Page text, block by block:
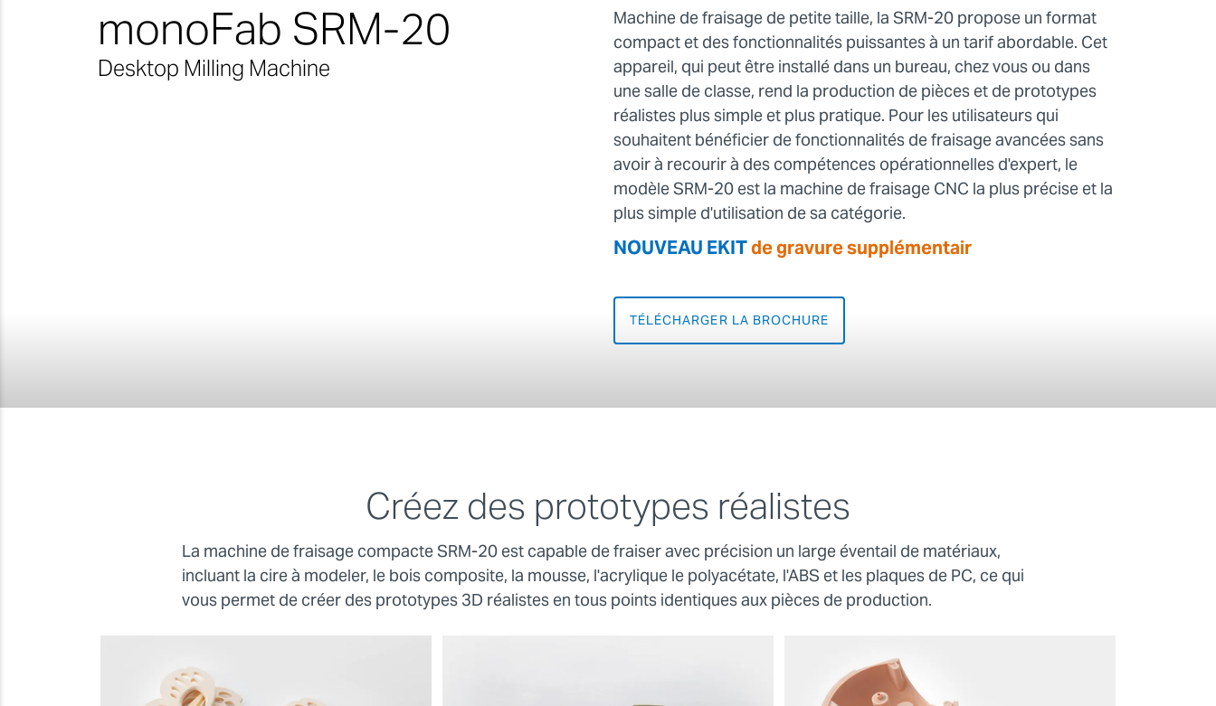
monoFab SRM-20
Desktop Milling Machine
Machine de fraisage de petite taille, la SRM-20 propose un format
compact et des fonctionnalités puissantes à un tarif abordable. Cet
appareil, qui peut être installé dans un bureau, chez vous ou dans
une salle de classe, rend la production de pièces et de prototypes
réalistes plus simple et plus pratique. Pour les utilisateurs qui
souhaitent bénéficier de fonctionnalités de fraisage avancées sans
avoir à recourir à des compétences opérationnelles d'expert, le
modèle SRM-20 est la machine de fraisage CNC la plus précise et la
plus simple d'utilisation de sa catégorie.
NOUVEAU EKITde gravure supplémentair
TÉLÉCHARGER LA BROCHURE
Créez des prototypes réalistes
La machine de fraisage compacte SRM-20 est capable de fraiser avec précision un large éventail de matériaux,
incluant la cire à modeler, le bois composite, la mousse, l'acrylique le polyacétate, l'ABS et les plaques de PC, ce qui
vous permet de créer des prototypes 3D réalistes en tous points identiques aux pièces de production.